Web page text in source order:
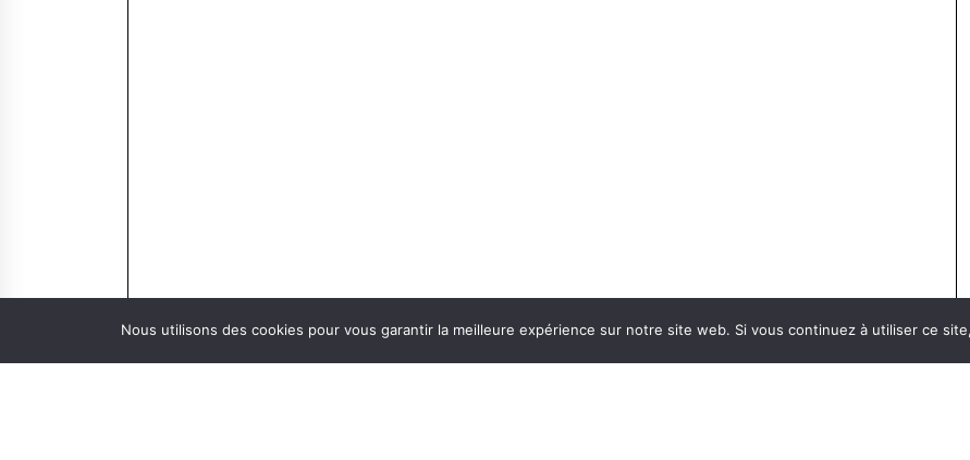
Nous utilisons des cookies pour vous garantir la meilleure expérience sur notre site web. Si vous continuez à utiliser ce